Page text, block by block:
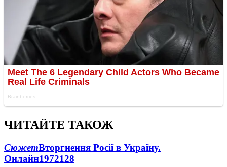
ЧИТАЙТЕ ТАКОЖ
СюжетВторгнення Росії в Україну.
Онлайн1972128